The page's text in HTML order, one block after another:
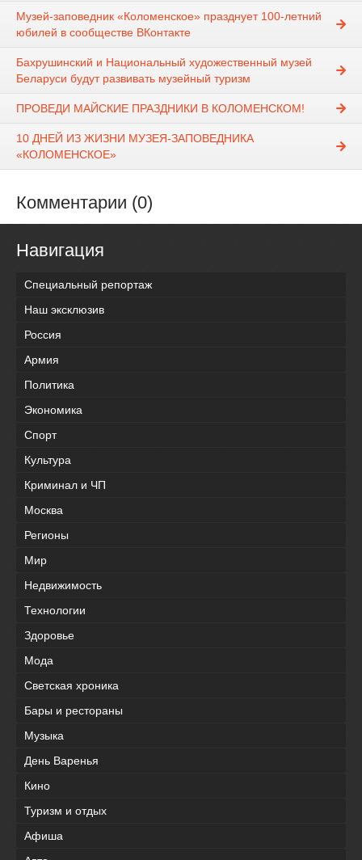
Музей-заповедник «Коломенское» празднует 100-летний
юбилей в сообществе ВКонтакте
Бахрушинский и Национальный художественный музей
Беларуси будут развивать музейный туризм
ПРОВЕДИ МАЙСКИЕ ПРАЗДНИКИ В КОЛОМЕНСКОМ!
10 ДНЕЙ ИЗ ЖИЗНИ МУЗЕЯ-ЗАПОВЕДНИКА
«КОЛОМЕНСКОЕ»
Комментарии (0)
Навигация
Специальный репортаж
Наш эксклюзив
Россия
Армия
Политика
Экономика
Спорт
Культура
Криминал и ЧП
Москва
Регионы
Мир
Недвижимость
Технологии
Здоровье
Мода
Светская хроника
Бары и рестораны
Музыка
День Варенья
Кино
Туризм и отдых
Афиша